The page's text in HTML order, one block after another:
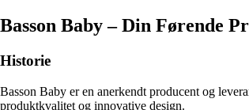
Basson Baby – Din Førende
Historie
Basson Baby er en anerkendt producent og
produktkvalitet og innovative design.